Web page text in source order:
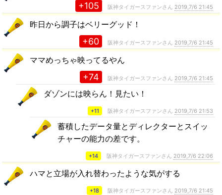
+105 阪神タイガースファンさん 2019,7/6 21:45
昨日から調子はベリーグッド！
+60 阪神タイガースファンさん 2019,7/6 21:45
ママめっちゃ映ってるやん
+74 阪神タイガースファンさん 2019,7/6 21:45
ダゾンには映らん！見たい！
+11 阪神タイガースファンさん 2019,7/6 21:53
蓄積したデータ量とディレクターとスイッ
チャーの能力の差です。
+14 阪神タイガースファンさん 2019,7/6 22:06
ハマと立場が入れ替わったような気がする
+18 阪神タイガースファンさん 2019,7/6 21:45